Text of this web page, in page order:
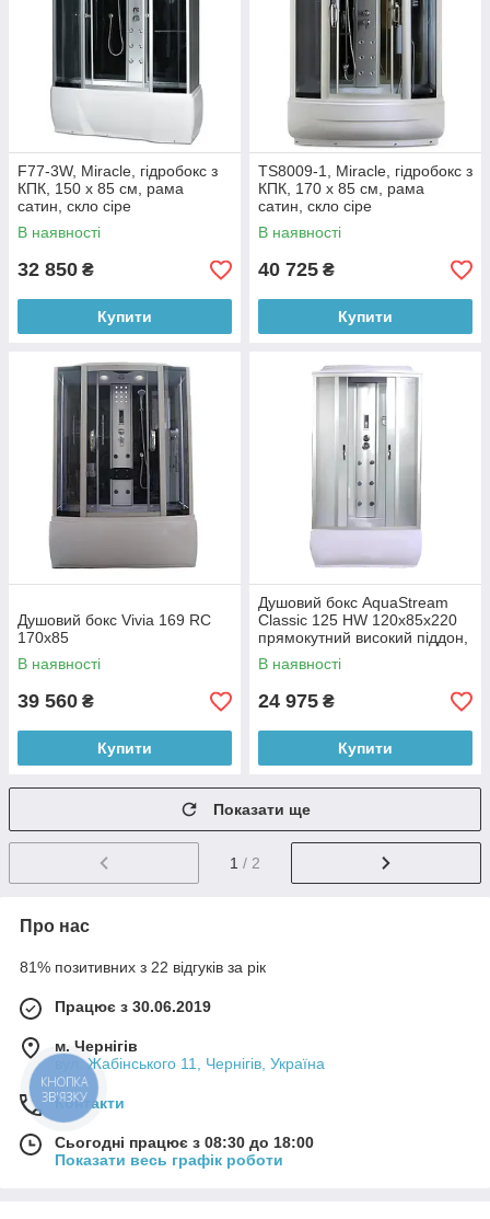
F77-3W, Miracle, гідробокс з
КПК, 150 х 85 см, рама
сатин, скло сіре
В наявності
32 850 ₴
Купити
TS8009-1, Miracle, гідробокс з
КПК, 170 х 85 см, рама
сатин, скло сіре
В наявності
40 725 ₴
Купити
Душовий бокс Vivia 169 RC
170x85
В наявності
39 560 ₴
Купити
Душовий бокс AquaStream
Classic 125 HW 120х85х220
прямокутний високий піддон,
білий, з електронікою
В наявності
24 975 ₴
Купити
Показати ще
1 / 2
Про нас
81% позитивних з 22 відгуків за рік
Працює з 30.06.2019
м. Чернігів
вул. Жабінського 11, Чернігів, Україна
Контакти
Сьогодні працює з 08:30 до 18:00
Показати весь графік роботи
КНОПКА
ЗВ'ЯЗКУ